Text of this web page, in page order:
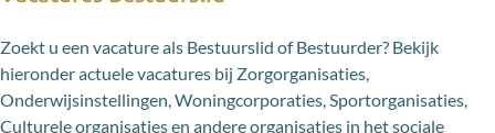
Zoekt u een vacature als Bestuurslid of Bestuurder? Bekijk
hieronder actuele vacatures bij Zorgorganisaties,
Onderwijsinstellingen, Woningcorporaties, Sportorganisaties,
Culturele organisaties en andere organisaties in het sociale